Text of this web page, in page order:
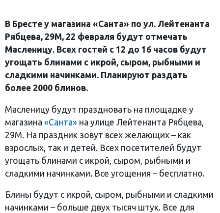
В Бресте у магазина «Санта» по ул. Лейтенанта
Рябцева, 29М, 22 февраля будут отмечать
Масленицу. Всех гостей с 12 до 16 часов будут
угощать блинами с икрой, сыром, рыбными и
сладкими начинками. Планируют раздать
более 2000 блинов.
Масленицу будут праздновать на площадке у
магазина «Санта» на улице Лейтенанта Рябцева,
29М. На праздник зовут всех желающих – как
взрослых, так и детей. Всех посетителей будут
угощать блинами с икрой, сыром, рыбными и
сладкими начинками. Все угощения – бесплатно.
Блины будут с икрой, сыром, рыбными и сладкими
начинками – больше двух тысяч штук. Все для